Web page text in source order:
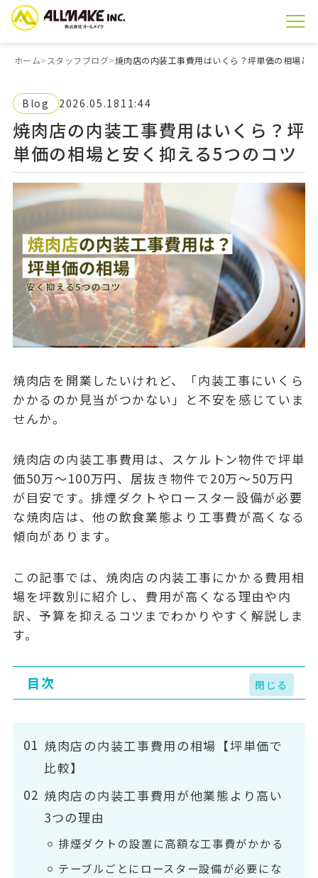
ホーム スタッフブログ 焼肉店の内装工事費用はいくら？坪単価の相場と
Blog 2026.05.18 11:44
焼肉店の内装工事費用はいくら？坪
単価の相場と安く抑える5つのコツ
焼肉店を開業したいけれど、「内装工事にいくら
かかるのか見当がつかない」と不安を感じていま
せんか。
焼肉店の内装工事費用は、 スケルトン物件で坪単
価50万〜100万円、居抜き物件で20万〜50万円
が目安です。排煙ダクトやロースター設備が必要
な焼肉店は、他の飲食業態より工事費が高くなる
傾向があります。
この記事では、焼肉店の内装工事にかかる費用相
場を坪数別に紹介し、費用が高くなる理由や内
訳、予算を抑えるコツまでわかりやすく解説しま
す。
目次
焼肉店の内装工事費用の相場【坪単価で
比較】
焼肉店の内装工事費用が他業態より高い
3つの理由
排煙ダクトの設置に高額な工事費がかかる
テーブルごとにロースター設備が必要にな